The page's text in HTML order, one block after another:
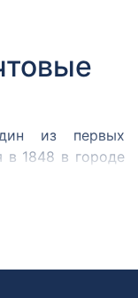
из первых
в 1848 в городе
парламент.
его работу